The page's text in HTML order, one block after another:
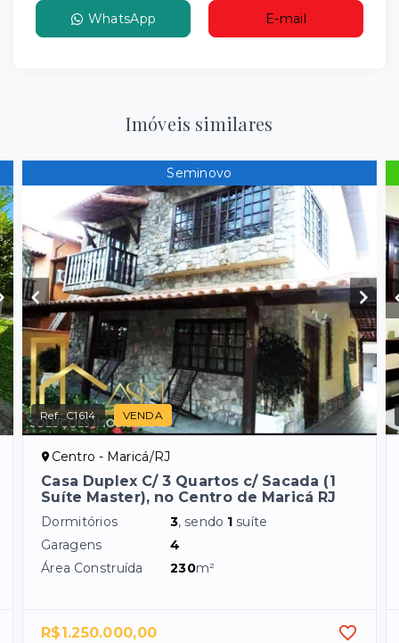
WhatsApp E-mail
Imóveis similares
Seminovo
Ref.:C1614 VENDA
Centro - Maricá/RJ
Casa Duplex C/ 3 Quartos c/ Sacada (1
Suíte Master), no Centro de Maricá RJ
Dormitórios 3, sendo 1 suíte
Garagens
4
Área Construída
230m²
R$1.250.000,00